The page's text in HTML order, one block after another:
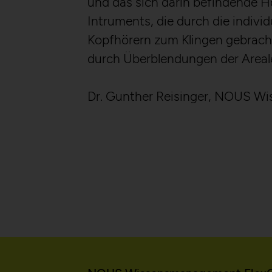
Intruments, die durch die
Kopfhörern zum Klingen
durch Überblendungen der
Dr. Gunther Reisinger, NOUS
Purpose:
Storage duration:
Storage duration: